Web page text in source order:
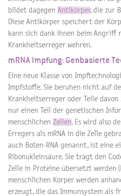
bildet dagegen Antikörper, die zur
Diese Antikörper speichert der
kann sich dank ihnen beim Angriff
Krankheitserreger wehren.
mRNA Impfung: Genbasierte
Eine neue Klasse von
Impfstoffe. Sie beruhen nicht auf
Krankheitserreger oder Teile
nur einen Teil der genetischen
menschlichen Zellen. Es wird also
Erregers als mRNA in die Zelle
auch Boten-RNA genannt, ist eine
Ribonukleinsäure. Sie trägt den
Zelle in Proteine übersetzt werden
menschlichen Körper werden
erzeugt, die das Immunsystem als